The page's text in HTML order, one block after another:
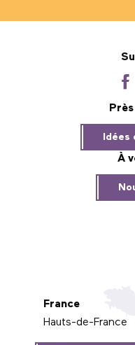
Idées
À
France
Hauts-de-France